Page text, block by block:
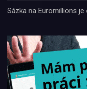
Sázka na Euromillions